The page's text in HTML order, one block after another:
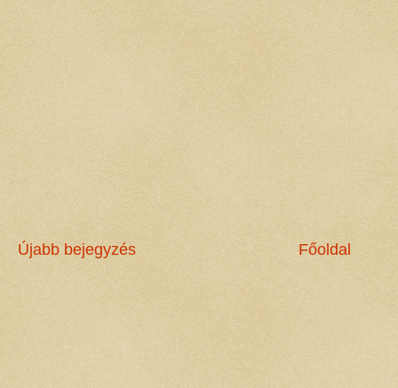
Újabb bejegyzés Főoldal